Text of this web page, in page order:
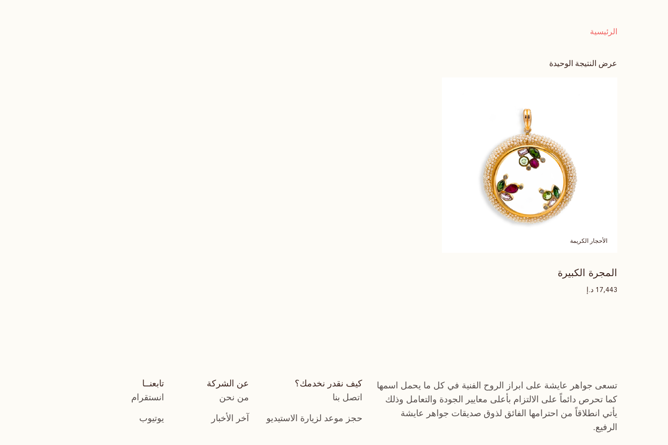
الرئيسية
عرض النتيجة الوحيدة
الأحجار الكريمة
المجرة الكبيرة
17,443 د.إ
تسعى جواهر عايشة على ابراز الروح الفنية في كل ما يحمل اسمها
كما تحرص دائماً على الالتزام بأعلى معايير الجودة والتعامل وذلك
يأتي انطلاقاً من احترامها الفائق لذوق صديقات جواهر عايشة
الرفيع.
كيف نقدر نخدمك؟
اتصل بنا
حجز موعد لزيارة الاستيديو
عن الشركة
من نحن
آخر الأخبار
تابعنــا
انستقرام
يوتيوب